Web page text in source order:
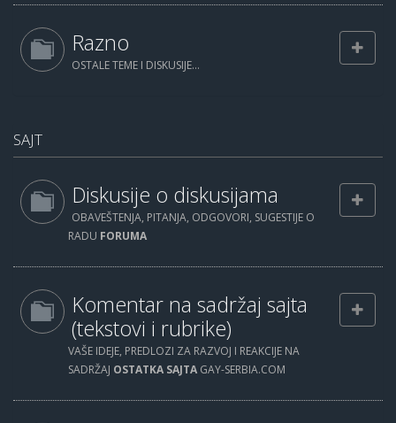
Razno
OSTALE TEME I DISKUSIJE...
SAJT
Diskusije o diskusijama
OBAVEŠTENJA, PITANJA, ODGOVORI, SUGESTIJE O
RADU FORUMA
Komentar na sadržaj sajta
(tekstovi i rubrike)
VAŠE IDEJE, PREDLOZI ZA RAZVOJ I REAKCIJE NA
SADRŽAJ OSTATKA SAJTA GAY-SERBIA.COM